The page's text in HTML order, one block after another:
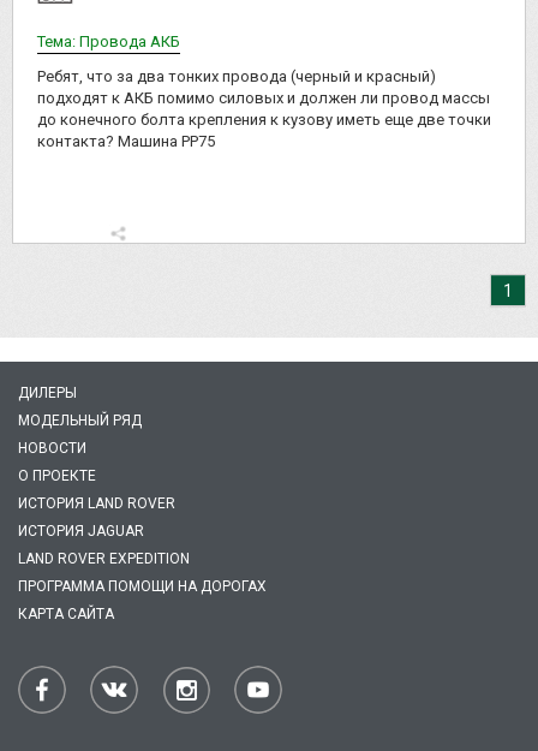
Тема: Провода АКБ
Ребят, что за два тонких провода (черный и красный)
подходят к АКБ помимо силовых и должен ли провод массы
до конечного болта крепления к кузову иметь еще две точки
контакта? Машина РР75
1
ДИЛЕРЫ
МОДЕЛЬНЫЙ РЯД
НОВОСТИ
О ПРОЕКТЕ
ИСТОРИЯ LAND ROVER
ИСТОРИЯ JAGUAR
LAND ROVER EXPEDITION
ПРОГРАММА ПОМОЩИ НА ДОРОГАХ
КАРТА САЙТА